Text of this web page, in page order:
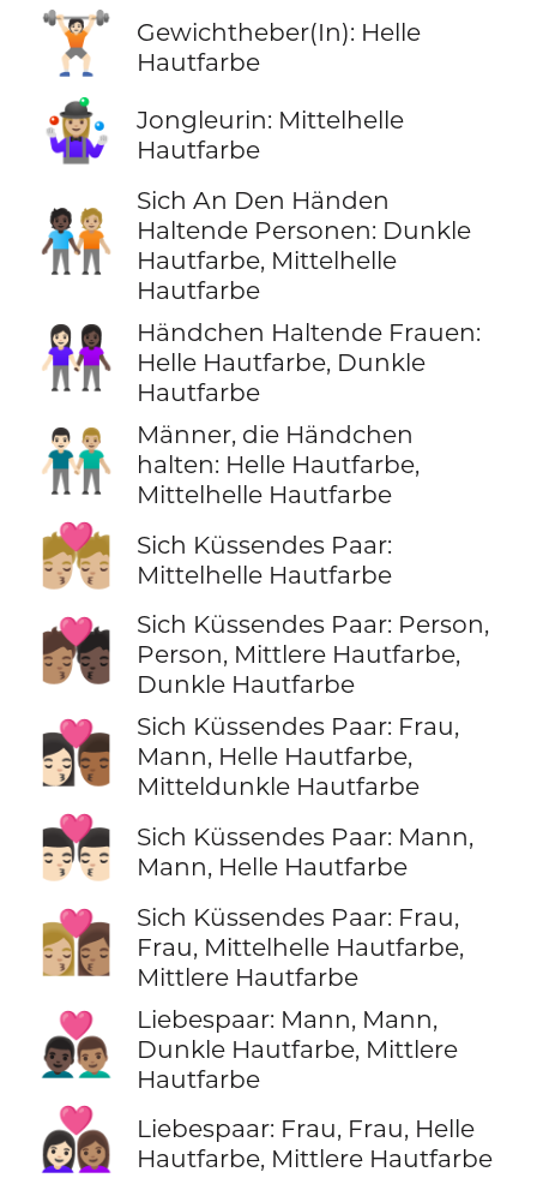
🏋🏻
Gewichtheber(In): Helle
Hautfarbe
🤹🏼‍♀️
Jongleurin: Mittelhelle
Hautfarbe
🧑🏿‍🤝‍🧑🏼
Sich An Den Händen
Haltende Personen: Dunkle
Hautfarbe, Mittelhelle
Hautfarbe
👩🏻‍🤝‍👩🏿
Händchen Haltende Frauen:
Helle Hautfarbe, Dunkle
Hautfarbe
👨🏻‍🤝‍👨🏼
Männer, die Händchen
halten: Helle Hautfarbe,
Mittelhelle Hautfarbe
💏🏼
Sich Küssendes Paar:
Mittelhelle Hautfarbe
🧑🏽‍❤️‍💋‍🧑🏿
Sich Küssendes Paar: Person,
Person, Mittlere Hautfarbe,
Dunkle Hautfarbe
👩🏻‍❤️‍💋‍👨🏾
Sich Küssendes Paar: Frau,
Mann, Helle Hautfarbe,
Mitteldunkle Hautfarbe
👨🏻‍❤️‍💋‍👨🏻
Sich Küssendes Paar: Mann,
Mann, Helle Hautfarbe
👩🏼‍❤️‍💋‍👩🏽
Sich Küssendes Paar: Frau,
Frau, Mittelhelle Hautfarbe,
Mittlere Hautfarbe
👨🏿‍❤️‍👨🏽
Liebespaar: Mann, Mann,
Dunkle Hautfarbe, Mittlere
Hautfarbe
👩🏻‍❤️‍👩🏽
Liebespaar: Frau, Frau, Helle
Hautfarbe, Mittlere Hautfarbe